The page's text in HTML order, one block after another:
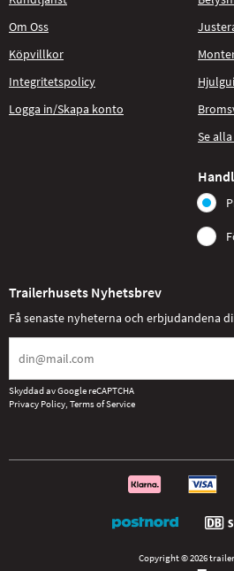
Om Oss
Köpvillkor
Integritetspolicy
Logga in/Skapa konto
Se
Trailerhusets Nyhetsbrev
Få senaste nyheterna och erbjudandena
Skyddad av Google reCAPTCHA
Privacy Policy, Terms of Service
Copyright © 2026